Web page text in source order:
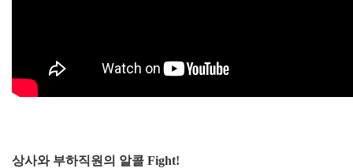
상사와 부하직원의 알콜 Fight!